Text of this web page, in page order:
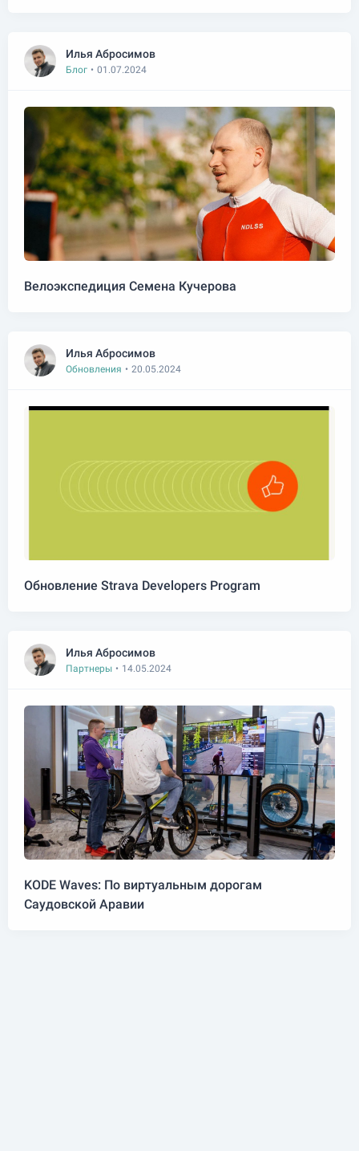
Илья Абросимов
Блог • 01.07.2024
Велоэкспедиция Семена Кучерова
Илья Абросимов
Обновления • 20.05.2024
Обновление Strava Developers Program
Илья Абросимов
Партнеры • 14.05.2024
KODE Waves: По виртуальным дорогам
Саудовской Аравии